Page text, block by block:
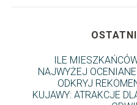
ILE
NAJWYŻEJ
ODKRYJ
KUJAWY: ATRAKCJE